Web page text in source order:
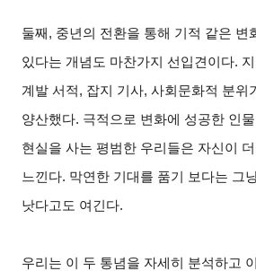
둘째, 중년의 전환을 통해 기적 같은 변
있다는 개념도 마찬가지 선입견이다. 지
계발 서적, 잡지 기사, 사회문화적 분위
양산했다. 극적으로 변화에 성공한 인
현실을 사는 평범한 우리들은 자신이
느낀다. 막연한 기대를 품기 보다는 그
낫다고도 여긴다.
우리는 이 두 통념을 자세히 분석하고